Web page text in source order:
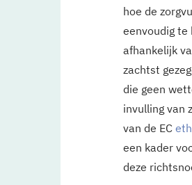
hoe de
eenvoudig te
afhankelijk
zachtst
die geen
invulling van
van de EC
een kader
deze